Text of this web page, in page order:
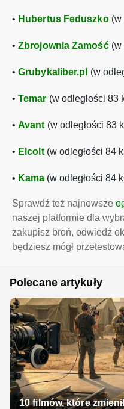
• Hubertus Feduszko(w
• Zbrojownia Zamość(w
• Grubykaliber.pl (w
• Temar (w odległości 83
• Avant (w odległości 83
• Elcolt(w odległości 84
• Kama (w odległości 84
Sprawdź też najnowsze
naszej platformie dla
zakupisz broń, odwiedź
będziesz mógł
Polecane artykuły
10 filmów, które